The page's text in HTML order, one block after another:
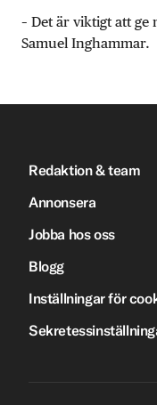
– Det är viktigt att
Samuel Inghammar.
Redaktion & team
Annonsera
Jobba hos oss
Blogg
Inställningar för